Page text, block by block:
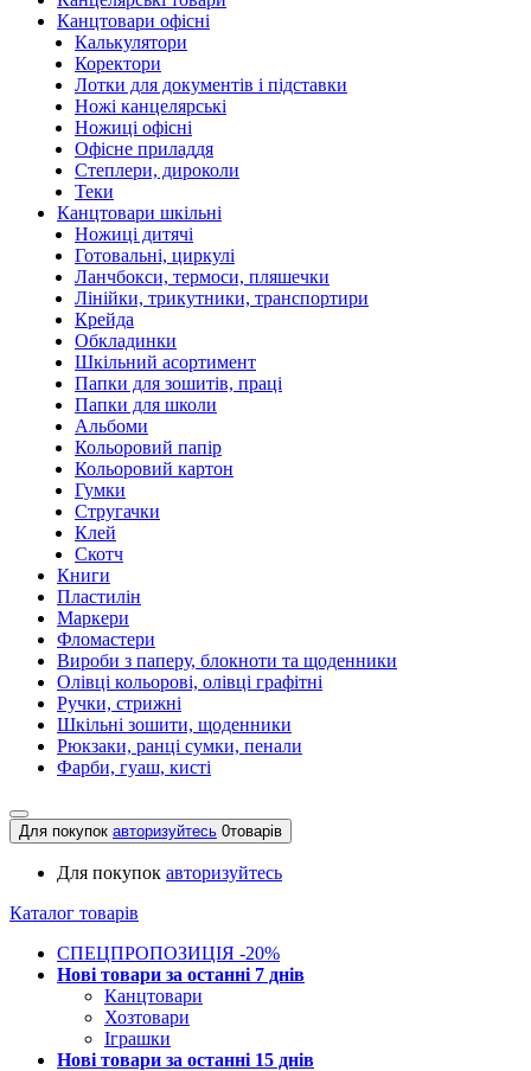
Канцтовари офісні
Калькулятори
Коректори
Лотки для документів і підставки
Ножі канцелярські
Ножиці офісні
Офісне приладдя
Степлери, дироколи
Теки
Канцтовари шкільні
Ножиці дитячі
Готовальні, циркулі
Ланчбокси, термоси, пляшечки
Лінійки, трикутники, транспортири
Крейда
Обкладинки
Шкільний асортимент
Папки для зошитів, праці
Папки для школи
Альбоми
Кольоровий папір
Кольоровий картон
Гумки
Стругачки
Клей
Скотч
Книги
Пластилін
Маркери
Фломастери
Вироби з паперу, блокноти та щоденники
Олівці кольорові, олівці графітні
Ручки, стрижні
Шкільні зошити, щоденники
Рюкзаки, ранці сумки, пенали
Фарби, гуаш, кисті
Для покупок авторизуйтесь 0товарів
Для покупок авторизуйтесь
Каталог товарів
СПЕЦПРОПОЗИЦІЯ -20%
Нові товари за останнi 7 днiв
Канцтовари
Хозтовари
Іграшки
Нові товари за останнi 15 днiв